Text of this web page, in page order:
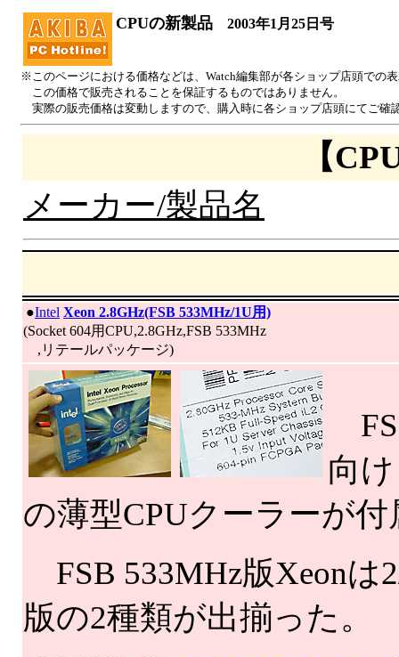
CPUの新製品 2003年1月25日号
※このページにおける価格などは、Watch編集部が各ショップ店頭での
この価格で販売されることを保証するものではありません。
実際の販売価格は変動しますので、購入時に各ショップ店頭にてご確
【
メーカー/製品名
●Intel Xeon 2.8GHz(FSB 533MHz/1U用)
(Socket 604用CPU,2.8GHz,FSB 533MHz
,リテールパッケージ)
向
の薄型CPUクーラーが
FSB 533MHz版Xeonは
版の2種類が出揃った。